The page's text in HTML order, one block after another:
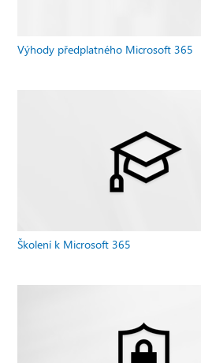
Výhody předplatného Microsoft 365
Školení k Microsoft 365